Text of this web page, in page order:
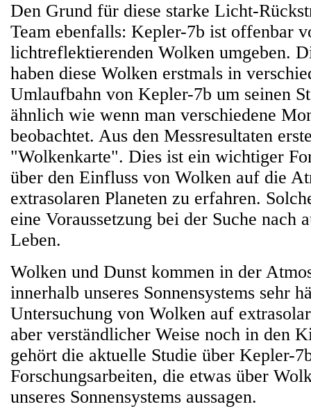
Den Grund für diese starke Licht-
Team ebenfalls: Kepler-7b ist offenbar
lichtreflektierenden Wolken umgeben.
haben diese Wolken erstmals in
Umlaufbahn von Kepler-7b um seinen
ähnlich wie wenn man verschiedene
beobachtet. Aus den Messresultaten
"Wolkenkarte". Dies ist ein wichtiger
über den Einfluss von Wolken auf die
extrasolaren Planeten zu erfahren.
eine Voraussetzung bei der Suche nach
Leben.
Wolken und Dunst kommen in der
innerhalb unseres Sonnensystems sehr
Untersuchung von Wolken auf
aber verständlicher Weise noch in den
gehört die aktuelle Studie über Kepler-
Forschungsarbeiten, die etwas über
unseres Sonnensystems aussagen.